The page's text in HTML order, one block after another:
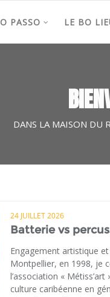
O PASSO LE BO
DANS LA MAISON DU
24 JUILLET 2026
Batterie vs
Engagement artistique
Montpellier, en 1998, je
l’association «
culture caribéenne en